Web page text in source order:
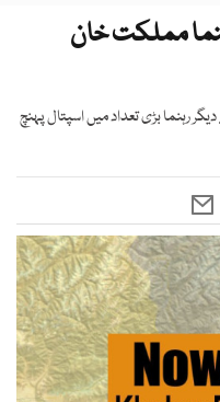
مملکت خان
رہنما بڑی تعداد میں اسپتال پہنچ